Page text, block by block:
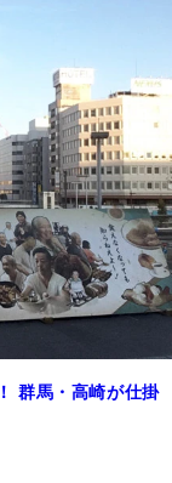
群馬・高崎が仕掛